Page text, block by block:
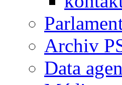
Archiv
Data